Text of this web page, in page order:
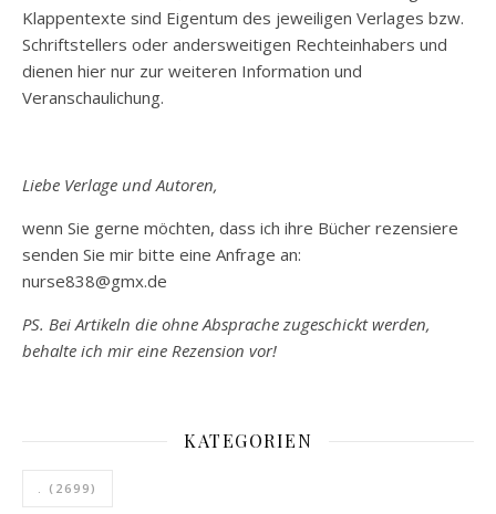
Klappentexte sind Eigentum des jeweiligen Verlages bzw.
Schriftstellers oder andersweitigen Rechteinhabers und
dienen hier nur zur weiteren Information und
Veranschaulichung.
Liebe Verlage und Autoren,
wenn Sie gerne möchten, dass ich ihre Bücher rezensiere
senden Sie mir bitte eine Anfrage an:
nurse838@gmx.de
PS. Bei Artikeln die ohne Absprache zugeschickt werden,
behalte ich mir eine Rezension vor!
KATEGORIEN
. (2699)